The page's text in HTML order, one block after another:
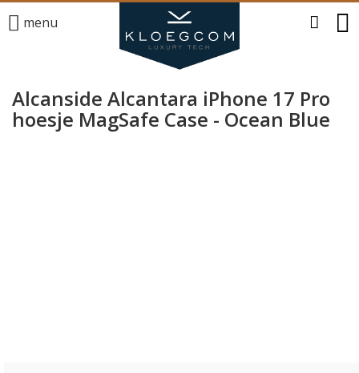
menu
Alcanside Alcantara iPhone 17 Pro
hoesje MagSafe Case - Ocean Blue